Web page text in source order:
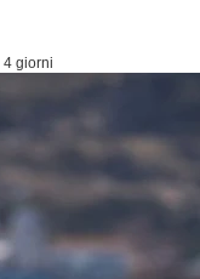
4 giorni